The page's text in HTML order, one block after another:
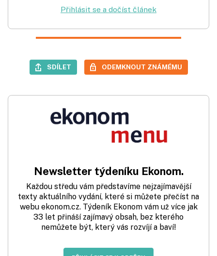
Přihlásit se a dočíst článek
SDÍLET ODEMKNOUT ZNÁMÉMU
Newsletter týdeníku Ekonom.
Každou středu vám představíme nejzajímavější
texty aktuálního vydání, které si můžete přečíst na
webu ekonom.cz. Týdeník Ekonom vám už více jak
33 let přináší zajímavý obsah, bez kterého
nemůžete být, který vás rozvíjí a baví!